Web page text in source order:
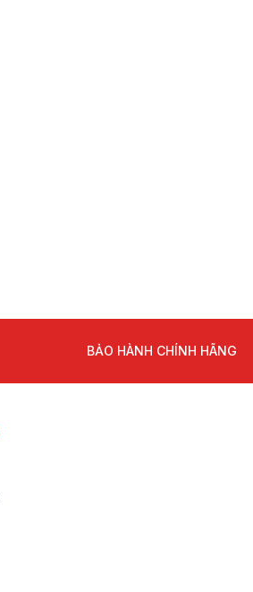
BẢO HÀNH CHÍNH HÃNG